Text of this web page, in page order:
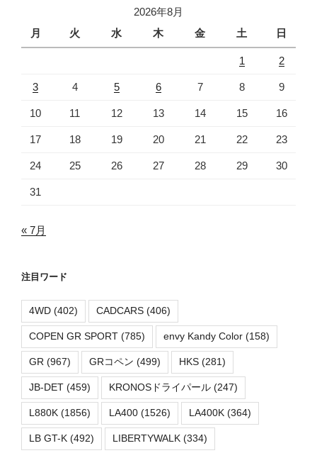
2026年8月
月
火 水 木 金 土 日
1 2
3 4 5 6 7 8 9
10 11 12 13 14 15 16
17 18 19 20 21 22 23
24 25 26 27 28 29 30
31
« 7月
注目ワード
4WD (402) CADCARS (406)
COPEN GR SPORT (785) envy Kandy Color (158)
GR (967) GRコペン (499) HKS (281)
JB-DET (459) KRONOSドライパール (247)
L880K (1856) LA400 (1526) LA400K (364)
LB GT-K (492) LIBERTYWALK (334)